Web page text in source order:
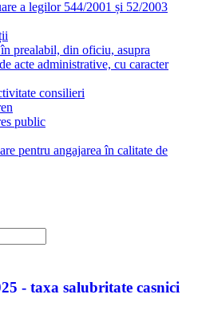
a legilor 544/2001 și 52/2003
prealabil, din oficiu, asupra
acte administrative, cu caracter
consilieri
public
pentru angajarea în calitate de
- taxa salubritate casnici